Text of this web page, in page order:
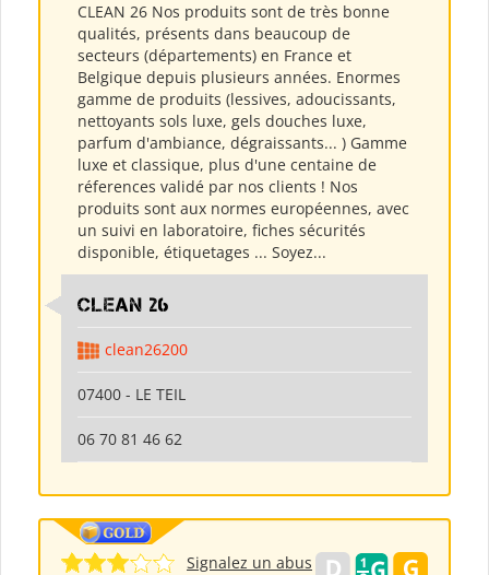
CLEAN 26 Nos produits sont de très bonne
qualités, présents dans beaucoup de
secteurs (départements) en France et
Belgique depuis plusieurs années. Enormes
gamme de produits (lessives, adoucissants,
nettoyants sols luxe, gels douches luxe,
parfum d'ambiance, dégraissants... ) Gamme
luxe et classique, plus d'une centaine de
réferences validé par nos clients ! Nos
produits sont aux normes européennes, avec
un suivi en laboratoire, fiches sécurités
disponible, étiquetages ... Soyez...
clean 26
clean26200
07400 - LE TEIL
06 70 81 46 62
Signalez un abus